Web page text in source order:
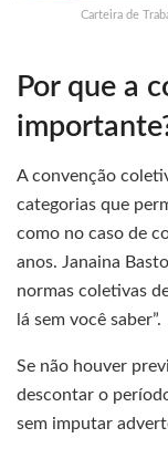
Carteira de
Por que a
A convenção
categorias que
como no caso de
anos. Janaina
normas coletivas
lá sem você saber”.
Se não houver
descontar o
sem imputar